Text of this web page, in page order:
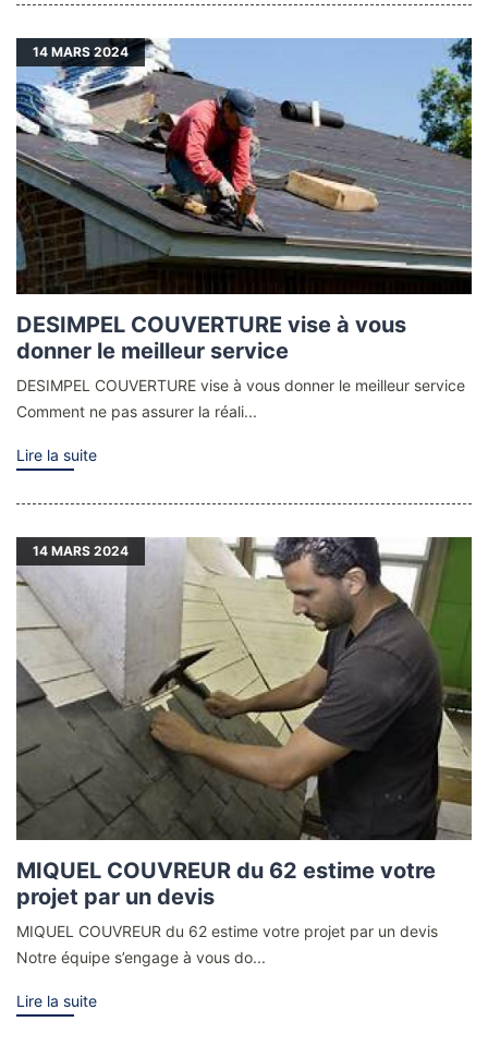
14 MARS 2024
DESIMPEL COUVERTURE vise à vous
donner le meilleur service
DESIMPEL COUVERTURE vise à vous donner le meilleur service
Comment ne pas assurer la réali...
Lire la suite
14 MARS 2024
MIQUEL COUVREUR du 62 estime votre
projet par un devis
MIQUEL COUVREUR du 62 estime votre projet par un devis
Notre équipe s’engage à vous do...
Lire la suite